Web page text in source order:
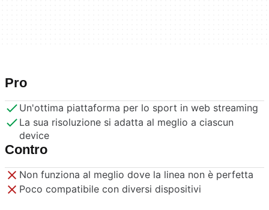
Pro
Un'ottima piattaforma per lo sport in web streaming
La sua risoluzione si adatta al meglio a ciascun
device
Contro
Non funziona al meglio dove la linea non è perfetta
Poco compatibile con diversi dispositivi